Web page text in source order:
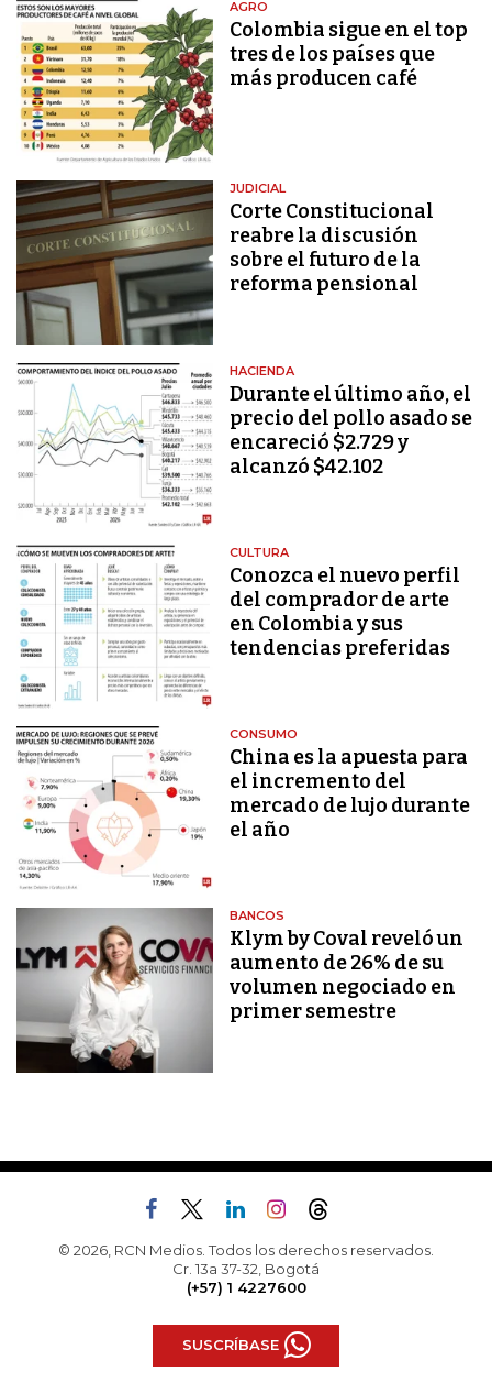
AGRO
Colombia sigue en el top
tres de los países que
más producen café
JUDICIAL
Corte Constitucional
reabre la discusión
sobre el futuro de la
reforma pensional
HACIENDA
Durante el último año, el
precio del pollo asado se
encareció $2.729 y
alcanzó $42.102
CULTURA
Conozca el nuevo perfil
del comprador de arte
en Colombia y sus
tendencias preferidas
CONSUMO
China es la apuesta para
el incremento del
mercado de lujo durante
el año
BANCOS
Klym by Coval reveló un
aumento de 26% de su
volumen negociado en
primer semestre
© 2026, RCN Medios. Todos los derechos reservados.
Cr. 13a 37-32, Bogotá
(+57) 1 4227600
SUSCRÍBASE